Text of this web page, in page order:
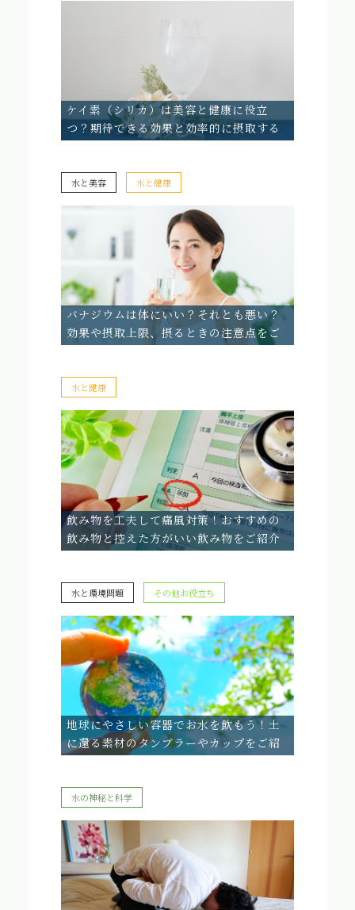
ケイ素（シリカ）は美容と健康に役立
つ？期待できる効果と効率的に摂取する
水と美容 水と健康
バナジウムは体にいい？それとも悪い？
効果や摂取上限、摂るときの注意点をご
水と健康
飲み物を工夫して痛風対策！おすすめの
飲み物と控えた方がいい飲み物をご紹介
水と環境問題 その他お役立ち
地球にやさしい容器でお水を飲もう！土
に還る素材のタンブラーやカップをご紹
水の神秘と科学